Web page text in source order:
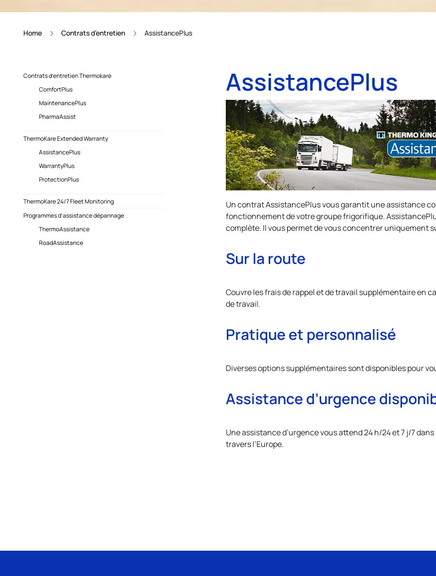
Home Contrats d’entretien AssistancePlus
Contrats d’entretien Thermokare
ComfortPlus
MaintenancePlus
PharmaAssist
ThermoKare Extended Warranty
AssistancePlus
WarrantyPlus
ProtectionPlus
ThermoKare 24/7 Fleet Monitoring
Programmes d’assistance dépannage
ThermoAssistance
RoadAssistance
AssistancePlus
Un contrat AssistancePlus vous garantit une assistance
fonctionnement de votre groupe frigorifique.
complète. Il vous permet de vous concentrer uniquement
Sur la route
Couvre les frais de rappel et de travail supplémentaire en
de travail.
Pratique et personnalisé
Diverses options supplémentaires sont disponibles pour
Assistance d’urgence
Une assistance d’urgence vous attend 24 h/24 et 7 j/7
travers l’Europe.